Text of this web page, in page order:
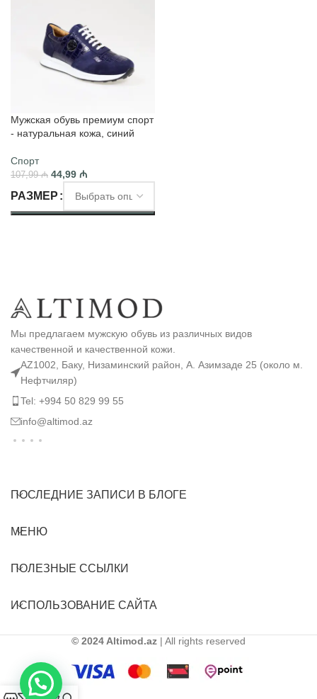
Мужская обувь премиум спорт
- натуральная кожа, синий
Спорт
107,99₼ 44,99 ₼
РАЗМЕР
Мы предлагаем мужскую обувь из различных видов
качественной и качественной кожи.
AZ1002, Баку, Низаминский район, А. Азимзаде 25 (около м.
Нефтчиляр)
Tel: +994 50 829 99 55
info@altimod.az
ПОСЛЕДНИЕ ЗАПИСИ В БЛОГЕ
МЕНЮ
ПОЛЕЗНЫЕ ССЫЛКИ
ИСПОЛЬЗОВАНИЕ САЙТА
© 2024 Altimod.az | All rights reserved